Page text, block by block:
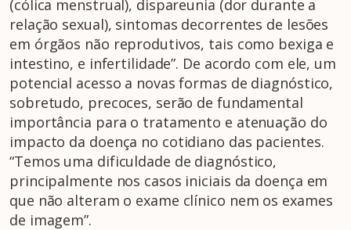
(cólica menstrual), dispareunia (dor durante a
relação sexual), sintomas decorrentes de lesões
em órgãos não reprodutivos, tais como bexiga e
intestino, e infertilidade”. De acordo com ele, um
potencial acesso a novas formas de diagnóstico,
sobretudo, precoces, serão de fundamental
importância para o tratamento e atenuação do
impacto da doença no cotidiano das pacientes.
“Temos uma dificuldade de diagnóstico,
principalmente nos casos iniciais da doença em
que não alteram o exame clínico nem os exames
de imagem”.